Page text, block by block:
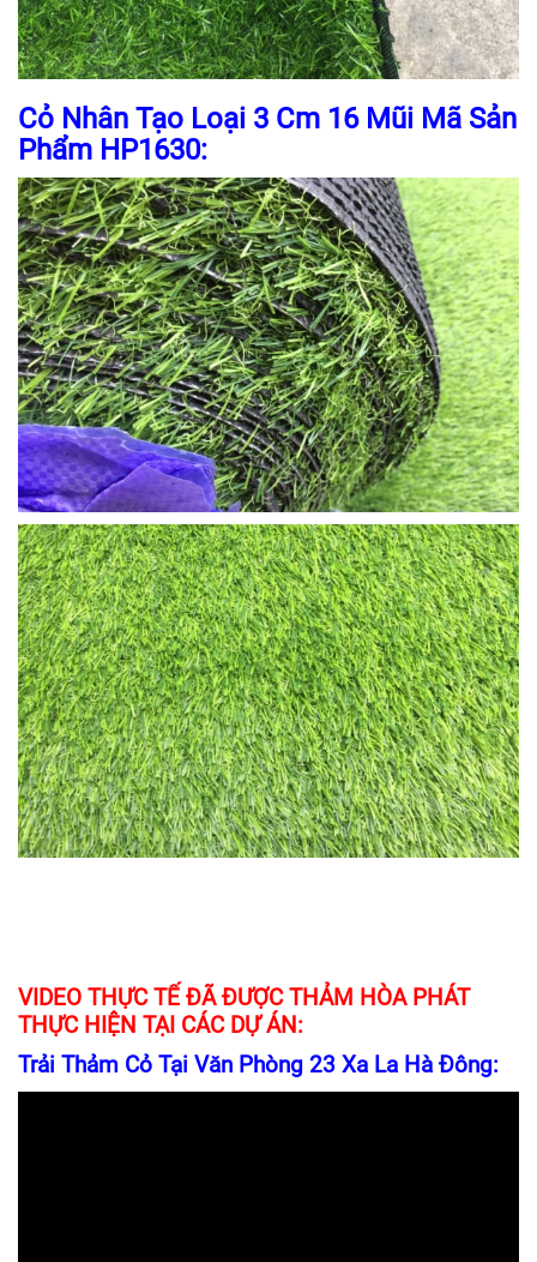
Cỏ Nhân Tạo Loại 3 Cm 16 Mũi Mã Sản
Phẩm HP1630:
VIDEO THỰC TẾ ĐÃ ĐƯỢC THẢM HÒA PHÁT
THỰC HIỆN TẠI CÁC DỰ ÁN:
Trải Thảm Cỏ Tại Văn Phòng 23 Xa La Hà Đông: